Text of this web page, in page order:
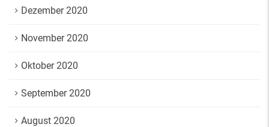
Dezember 2020
November 2020
Oktober 2020
September 2020
August 2020